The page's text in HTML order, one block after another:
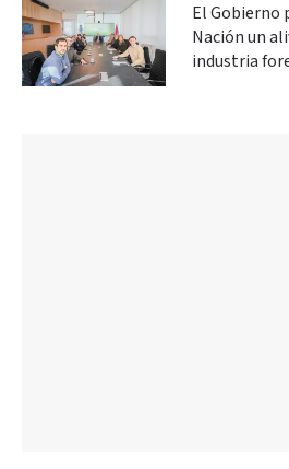
El Gobierno
Nación un
industria